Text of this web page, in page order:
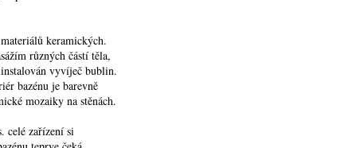
keramických.
různých částí těla,
vyvíječ bublin.
bazénu je barevně
mozaiky na stěnách.
celé zařízení si